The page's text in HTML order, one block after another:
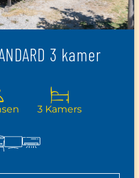
3 kamer
3 Kamers